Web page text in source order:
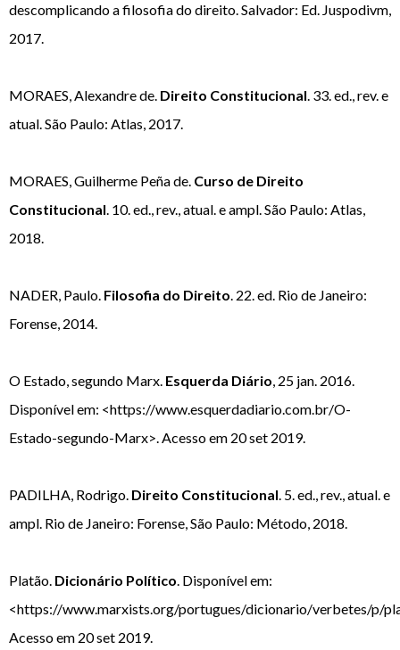
descomplicando a filosofia do direito. Salvador: Ed. Juspodivm,
2017.
MORAES, Alexandre de. Direito Constitucional. 33. ed., rev. e
atual. São Paulo: Atlas, 2017.
MORAES, Guilherme Peña de. Curso de Direito
Constitucional. 10. ed., rev., atual. e ampl. São Paulo: Atlas,
2018.
NADER, Paulo. Filosofia do Direito. 22. ed. Rio de Janeiro:
Forense, 2014.
O Estado, segundo Marx. Esquerda Diário, 25 jan. 2016.
Disponível em: <https://www.esquerdadiario.com.br/O-
Estado-segundo-Marx>. Acesso em 20 set 2019.
PADILHA, Rodrigo. Direito Constitucional. 5. ed., rev., atual. e
ampl. Rio de Janeiro: Forense, São Paulo: Método, 2018.
Platão. Dicionário Político. Disponível em:
<https://www.marxists.org/portugues/dicionario/verbetes/p/
Acesso em 20 set 2019.